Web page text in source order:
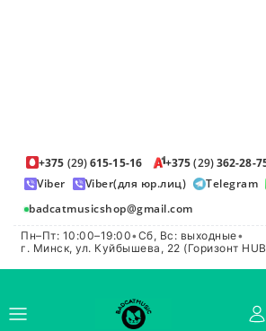
+375 (29)615-15-16 +375(29)362-28-
Viber
Viber(для юр.лиц) Telegram
badcatmusicshop@gmail.com
Пн–Пт: 10:00–19:00•Сб, Вс: выходные•
г. Минск, ул. Куйбышева, 22 (Горизонт